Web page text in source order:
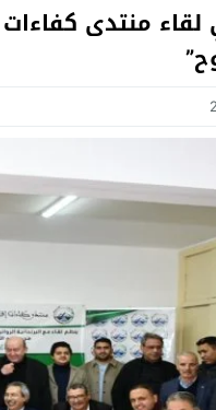
منتدى